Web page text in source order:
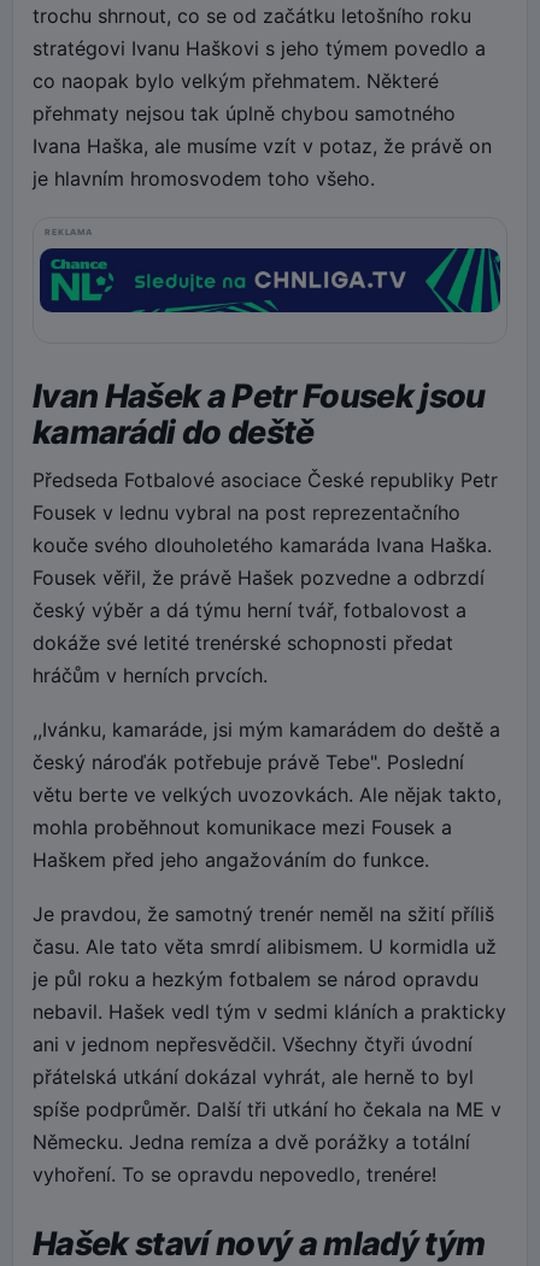
trochu shrnout, co se od začátku letošního roku
stratégovi Ivanu Haškovi s jeho týmem povedlo a
co naopak bylo velkým přehmatem. Některé
přehmaty nejsou tak úplně chybou samotného
Ivana Haška, ale musíme vzít v potaz, že právě on
je hlavním hromosvodem toho všeho.
REKLAMA
Ivan Hašek a Petr Fousek jsou
kamarádi do deště
Předseda Fotbalové asociace České republiky Petr
Fousek v lednu vybral na post reprezentačního
kouče svého dlouholetého kamaráda Ivana Haška.
Fousek věřil, že právě Hašek pozvedne a odbrzdí
český výběr a dá týmu herní tvář, fotbalovost a
dokáže své letité trenérské schopnosti předat
hráčům v herních prvcích.
,,Ivánku, kamaráde, jsi mým kamarádem do deště a
český nároďák potřebuje právě Tebe". Poslední
větu berte ve velkých uvozovkách. Ale nějak takto,
mohla proběhnout komunikace mezi Fousek a
Haškem před jeho angažováním do funkce.
Je pravdou, že samotný trenér neměl na sžití příliš
času. Ale tato věta smrdí alibismem. U kormidla už
je půl roku a hezkým fotbalem se národ opravdu
nebavil. Hašek vedl tým v sedmi kláních a prakticky
ani v jednom nepřesvědčil. Všechny čtyři úvodní
přátelská utkání dokázal vyhrát, ale herně to byl
spíše podprůměr. Další tři utkání ho čekala na ME v
Německu. Jedna remíza a dvě porážky a totální
vyhoření. To se opravdu nepovedlo, trenére!
Hašek staví nový a mladý tým